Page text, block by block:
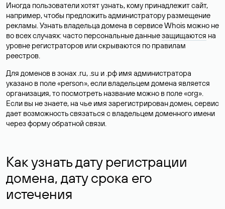
Иногда пользователи хотят узнать, кому принадлежит сайт,
например, чтобы предложить администратору размещение
рекламы. Узнать владельца домена в сервисе Whois можно не
во всех случаях: часто персональные данныезащищаются на
уровне регистраторов или скрываются по правилам
реестров.
Для доменов в зонах .ru, .su и .рф имя администратора
указано в поле «person», если владельцем домена является
организация, то посмотреть название можно в поле «org».
Если вы не знаете, на чье имя зарегистрирован домен, сервис
дает возможность связаться с владельцем доменного имени
через форму обратной связи.
Как узнать дату регистрации
домена, дату срока его
истечения